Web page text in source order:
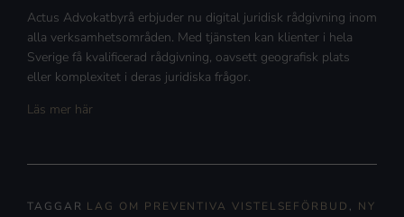
Actus Advokatbyrå erbjuder nu digital juridisk rådgivning inom
alla verksamhetsområden. Med tjänsten kan klienter i hela
Sverige få kvalificerad rådgivning, oavsett geografisk plats
eller komplexitet i deras juridiska frågor.
Läs mer här
TAGGAR LAG OM PREVENTIVA VISTELSEFÖRBUD , NY